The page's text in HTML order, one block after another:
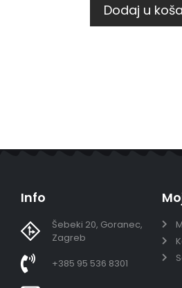
Dodaj u
Info
Šebeki 20, Goranec,
Zagreb
+385 95 536 8301